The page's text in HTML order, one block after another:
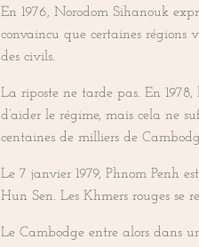
En 1976, Norodom Sihanouk
convaincu que certaines
des civils.
La riposte ne tarde pas. En
d’aider le régime, mais cela ne
centaines de milliers de
Le 7 janvier 1979, Phnom Penh
Hun Sen. Les Khmers rouges se
Le Cambodge entre alors dans